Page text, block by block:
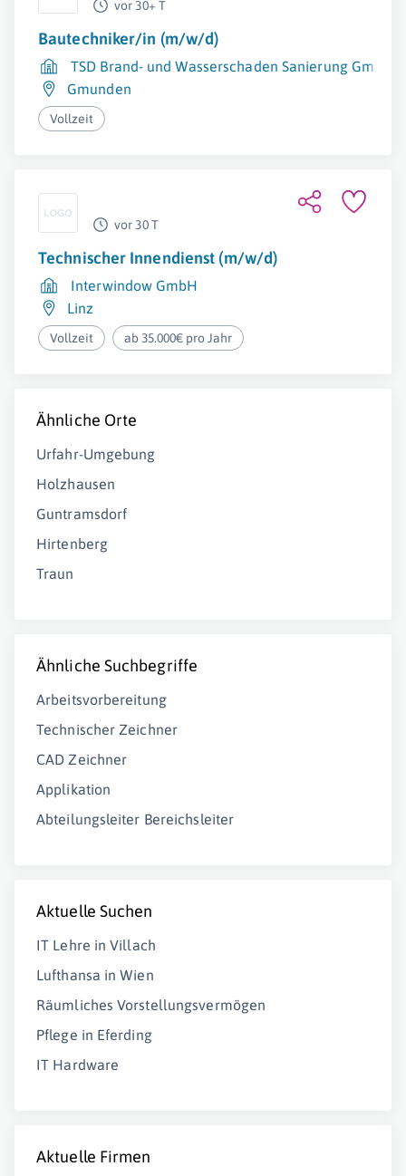
vor 30+ T
Bautechniker/in (m/w/d)
TSD Brand- und Wasserschaden Sanierung
Gmunden
Vollzeit
vor 30 T
Technischer Innendienst (m/w/d)
Interwindow GmbH
Linz
Vollzeit ab 35.000€ pro Jahr
Ähnliche Orte
Urfahr-Umgebung
Holzhausen
Guntramsdorf
Hirtenberg
Traun
Ähnliche Suchbegriffe
Arbeitsvorbereitung
Technischer Zeichner
CAD Zeichner
Applikation
Abteilungsleiter Bereichsleiter
Aktuelle Suchen
IT Lehre in Villach
Lufthansa in Wien
Räumliches Vorstellungsvermögen
Pflege in Eferding
IT Hardware
Aktuelle Firmen